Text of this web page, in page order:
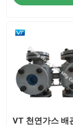
석유 파이프 라
기어 조종된 볼
탄소강 플랜지
스테인레스 강
VT 천연가스 배